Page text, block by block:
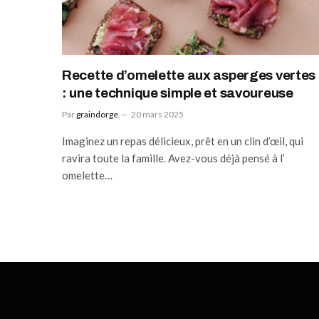
Recette d’omelette aux asperges vertes
: une technique simple et savoureuse
Par graindorge 20 mars 2025
Imaginez un repas délicieux, prêt en un clin d’œil, qui
ravira toute la famille. Avez-vous déjà pensé à l’
omelette…